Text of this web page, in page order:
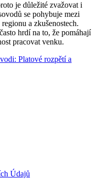
je důležité zvažovat i
se pohybuje mezi
a zkušenostech.
hrdí na to, že pomáhají
pracovat venku.
Platové rozpětí a
Údajů